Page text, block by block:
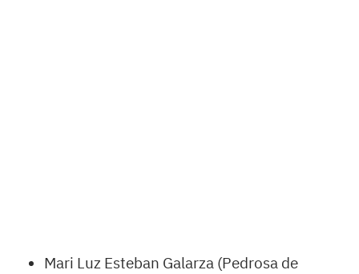
Mari Luz Esteban Galarza (Pedrosa de